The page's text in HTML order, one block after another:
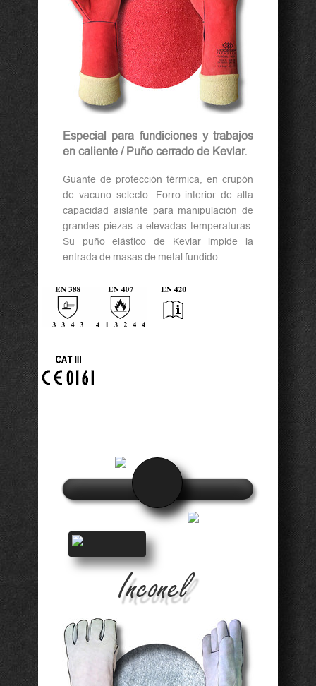
Especial para fundiciones y trabajos
en caliente / Puño cerrado de Kevlar.
Guante de protección térmica, en crupón
de vacuno selecto. Forro interior de alta
capacidad aislante para manipulación de
grandes piezas a elevadas temperaturas.
Su puño elástico de Kevlar impide la
entrada de masas de metal fundido.
Inconel